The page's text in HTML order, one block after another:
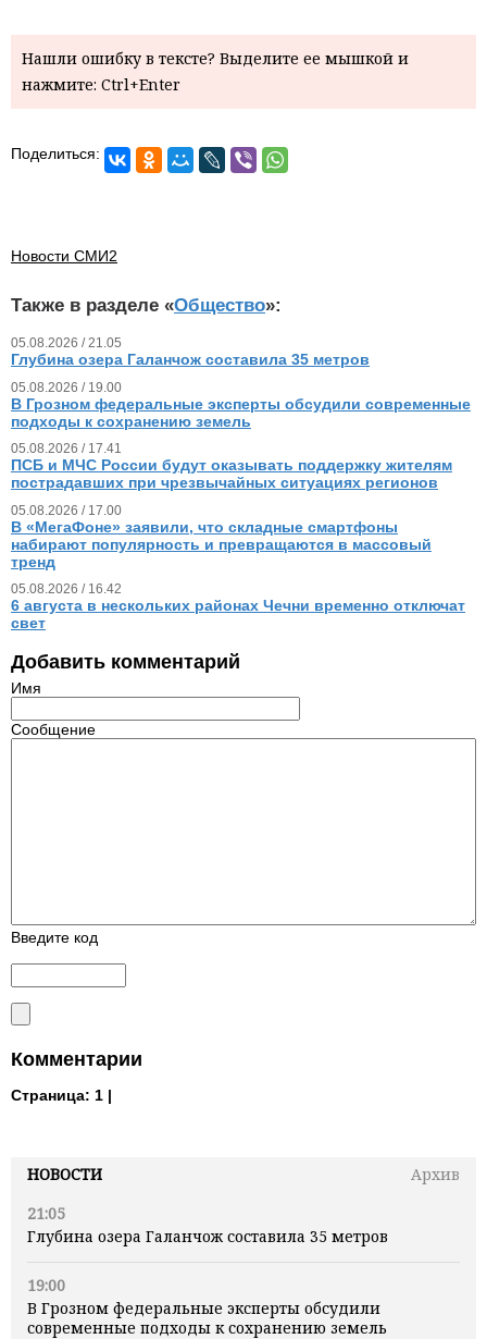
НОВОСТИ
Архив
21:05
Глубина озера Галанчож составила 35 метров
19:00
В Грозном федеральные эксперты обсудили
современные подходы к сохранению земель
Нашли ошибку в тексте? Выделите ее мышкой и
нажмите: Ctrl+Enter
Поделиться:
Новости СМИ2
Также в разделе «Общество»:
05.08.2026 / 21.05
Глубина озера Галанчож составила 35 метров
05.08.2026 / 19.00
В Грозном федеральные эксперты обсудили современные
подходы к сохранению земель
05.08.2026 / 17.41
ПСБ и МЧС России будут оказывать поддержку жителям
пострадавших при чрезвычайных ситуациях регионов
05.08.2026 / 17.00
В «МегаФоне» заявили, что складные смартфоны
набирают популярность и превращаются в массовый
тренд
05.08.2026 / 16.42
6 августа в нескольких районах Чечни временно отключат
свет
Добавить комментарий
Имя
Сообщение
Введите код
Комментарии
Страница: 1 |